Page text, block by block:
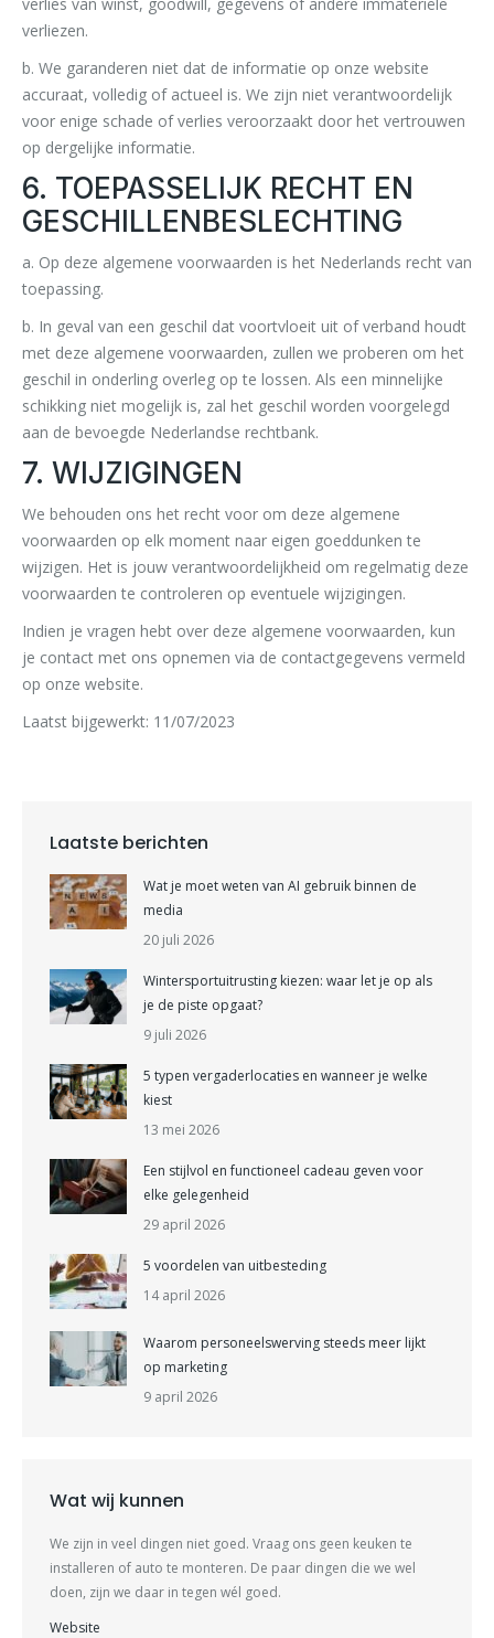
verliezen.
b. We garanderen niet dat de informatie op onze website
accuraat, volledig of actueel is. We zijn niet verantwoordelijk
voor enige schade of verlies veroorzaakt door het vertrouwen
op dergelijke informatie.
6. TOEPASSELIJK RECHT EN
GESCHILLENBESLECHTING
a. Op deze algemene voorwaarden is het Nederlands recht van
toepassing.
b. In geval van een geschil dat voortvloeit uit of verband houdt
met deze algemene voorwaarden, zullen we proberen om het
geschil in onderling overleg op te lossen. Als een minnelijke
schikking niet mogelijk is, zal het geschil worden voorgelegd
aan de bevoegde Nederlandse rechtbank.
7. WIJZIGINGEN
We behouden ons het recht voor om deze algemene
voorwaarden op elk moment naar eigen goeddunken te
wijzigen. Het is jouw verantwoordelijkheid om regelmatig deze
voorwaarden te controleren op eventuele wijzigingen.
Indien je vragen hebt over deze algemene voorwaarden, kun
je contact met ons opnemen via de contactgegevens vermeld
op onze website.
Laatst bijgewerkt: 11/07/2023
Laatste berichten
Wat je moet weten van AI gebruik binnen de
media
20 juli 2026
Wintersportuitrusting kiezen: waar let je op als
je de piste opgaat?
9 juli 2026
5 typen vergaderlocaties en wanneer je welke
kiest
13 mei 2026
Een stijlvol en functioneel cadeau geven voor
elke gelegenheid
29 april 2026
5 voordelen van uitbesteding
14 april 2026
Waarom personeelswerving steeds meer lijkt
op marketing
9 april 2026
Wat wij kunnen
We zijn in veel dingen niet goed. Vraag ons geen keuken te
installeren of auto te monteren. De paar dingen die we wel
doen, zijn we daar in tegen wél goed.
Website